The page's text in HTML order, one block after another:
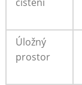
Úložný
prostor